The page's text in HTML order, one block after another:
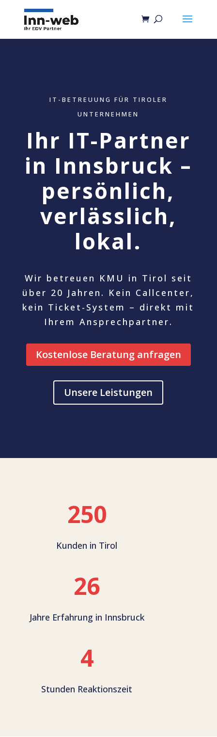
IT-BETREUUNG FÜR TIROLER
UNTERNEHMEN
Ihr IT-Partner
in Innsbruck –
persönlich,
verlässlich,
lokal.
Wir betreuen KMU in Tirol seit
über 20 Jahren. Kein Callcenter,
kein Ticket-System – direkt mit
Ihrem Ansprechpartner.
Kostenlose Beratung anfragen
Unsere Leistungen
250
Kunden in Tirol
26
Jahre Erfahrung in Innsbruck
4
Stunden Reaktionszeit